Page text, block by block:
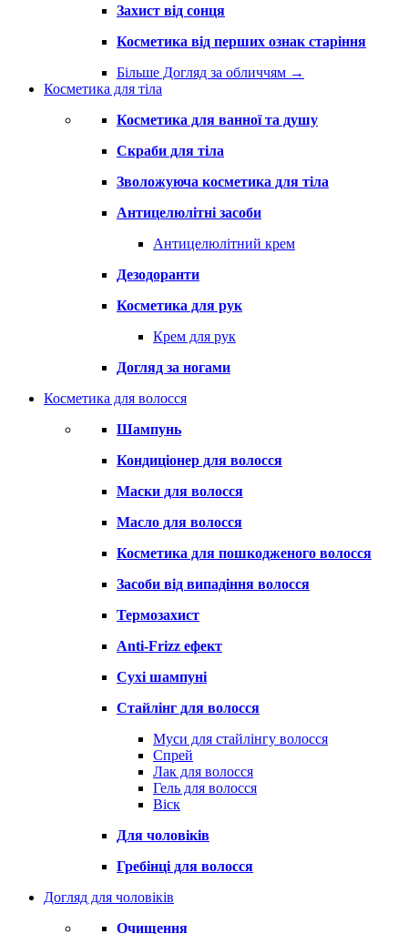
Захист від сонця
Косметика від перших ознак старіння
Більше Догляд за обличчям →
Косметика для тіла
Косметика для ванної та душу
Скраби для тіла
Зволожуюча косметика для тіла
Антицелюлітні засоби
Антицелюлітний крем
Дезодоранти
Косметика для рук
Крем для рук
Догляд за ногами
Косметика для волосся
Шампунь
Кондиціонер для волосся
Маски для волосся
Масло для волосся
Косметика для пошкодженого волосся
Засоби від випадіння волосся
Термозахист
Anti-Frizz ефект
Сухі шампуні
Стайлінг для волосся
Муси для стайлінгу волосся
Спрей
Лак для волосся
Гель для волосся
Віск
Для чоловіків
Гребінці для волосся
Догляд для чоловіків
Очищення